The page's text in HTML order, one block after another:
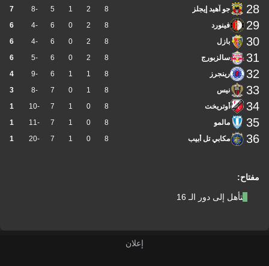
مفتاح:
التأهل إلى دور الـ 16
28 جو آهيد إيجلز 8
2
1
5
-8
7
29 فينورد 8
2
0
6
-4
6
30 بازل 8
2
0
6
-4
6
31 سالزبورج 8
2
0
6
-5
6
32 رينجرز 8
1
1
6
-9
4
33 نيس 8
1
0
7
-8
3
34 أوتريخت 8
0
1
7
-10
1
35 مالمو 8
0
1
7
-11
1
36 مكابي تل أبيب 8
0
1
7
-20
1